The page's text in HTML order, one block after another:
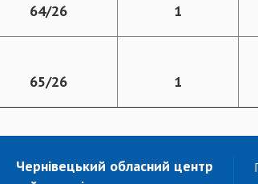
64/26 1
65/26 1
Чернівецький обласний центр